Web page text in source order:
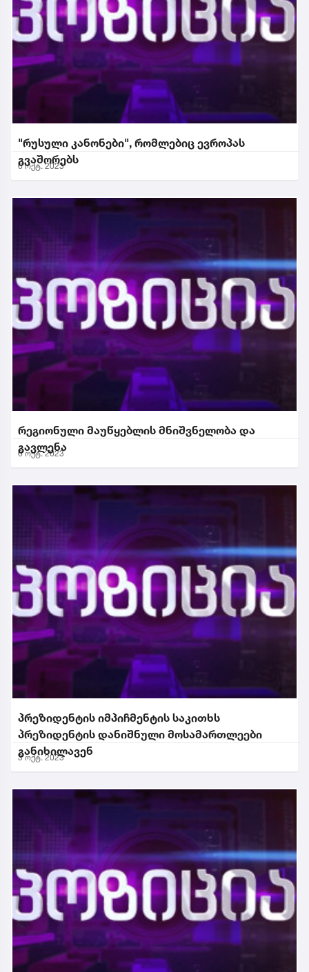
"რუსული კანონები", რომლებიც ევროპას
გვაშორებს
6 ოქტ. 2023
რეგიონული მაუწყებლის მნიშვნელობა და
გავლენა
6 ოქტ. 2023
პრეზიდენტის იმპიჩმენტის საკითხს
პრეზიდენტის დანიშნული მოსამართლეები
განიხილავენ
3 ოქტ. 2023